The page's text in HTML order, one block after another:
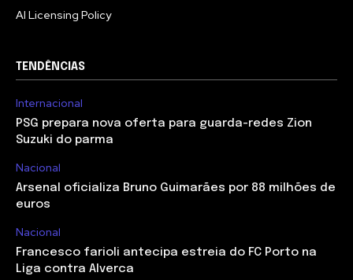
AI Licensing Policy
TENDÊNCIAS
Internacional
PSG prepara nova oferta para guarda-redes Zion
Suzuki do parma
Nacional
Arsenal oficializa Bruno Guimarães por 88 milhões de
euros
Nacional
Francesco farioli antecipa estreia do FC Porto na
Liga contra Alverca